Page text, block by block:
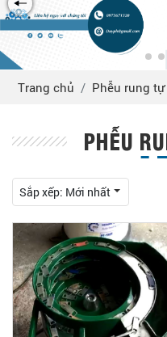
Trang chủ Phễu rung
PHỄU
Sắp xếp: Mới nhất